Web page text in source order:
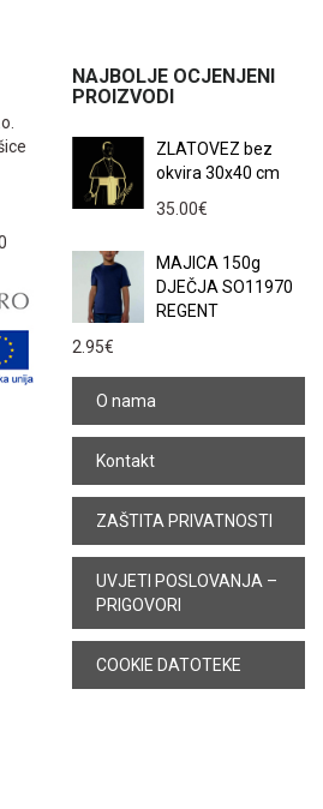
NAJBOLJE OCJENJENI
PROIZVODI
ZLATOVEZ bez
okvira 30x40 cm
35.00€
MAJICA 150g
DJEČJA SO11970
REGENT
2.95€
O nama
Kontakt
ZAŠTITA PRIVATNOSTI
UVJETI POSLOVANJA –
PRIGOVORI
COOKIE DATOTEKE